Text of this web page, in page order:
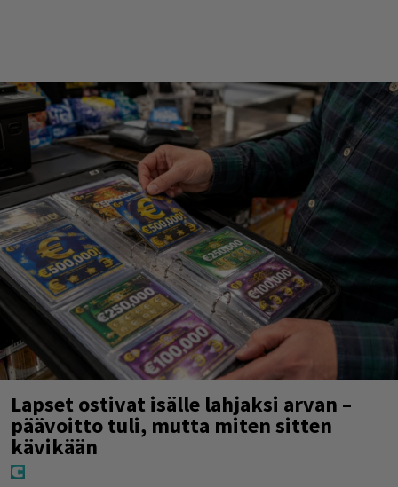
Lapset ostivat isälle lahjaksi arvan –
päävoitto tuli, mutta miten sitten
kävikään